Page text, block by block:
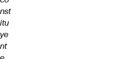
nst
itu
ye
nt